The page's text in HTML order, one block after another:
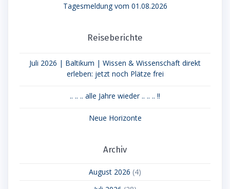
Tagesmeldung vom 01.08.2026
Reiseberichte
Juli 2026 | Baltikum | Wissen & Wissenschaft direkt
erleben: jetzt noch Plätze frei
.. .. .. alle Jahre wieder .. .. .. !!
Neue Horizonte
Archiv
August 2026 (4)